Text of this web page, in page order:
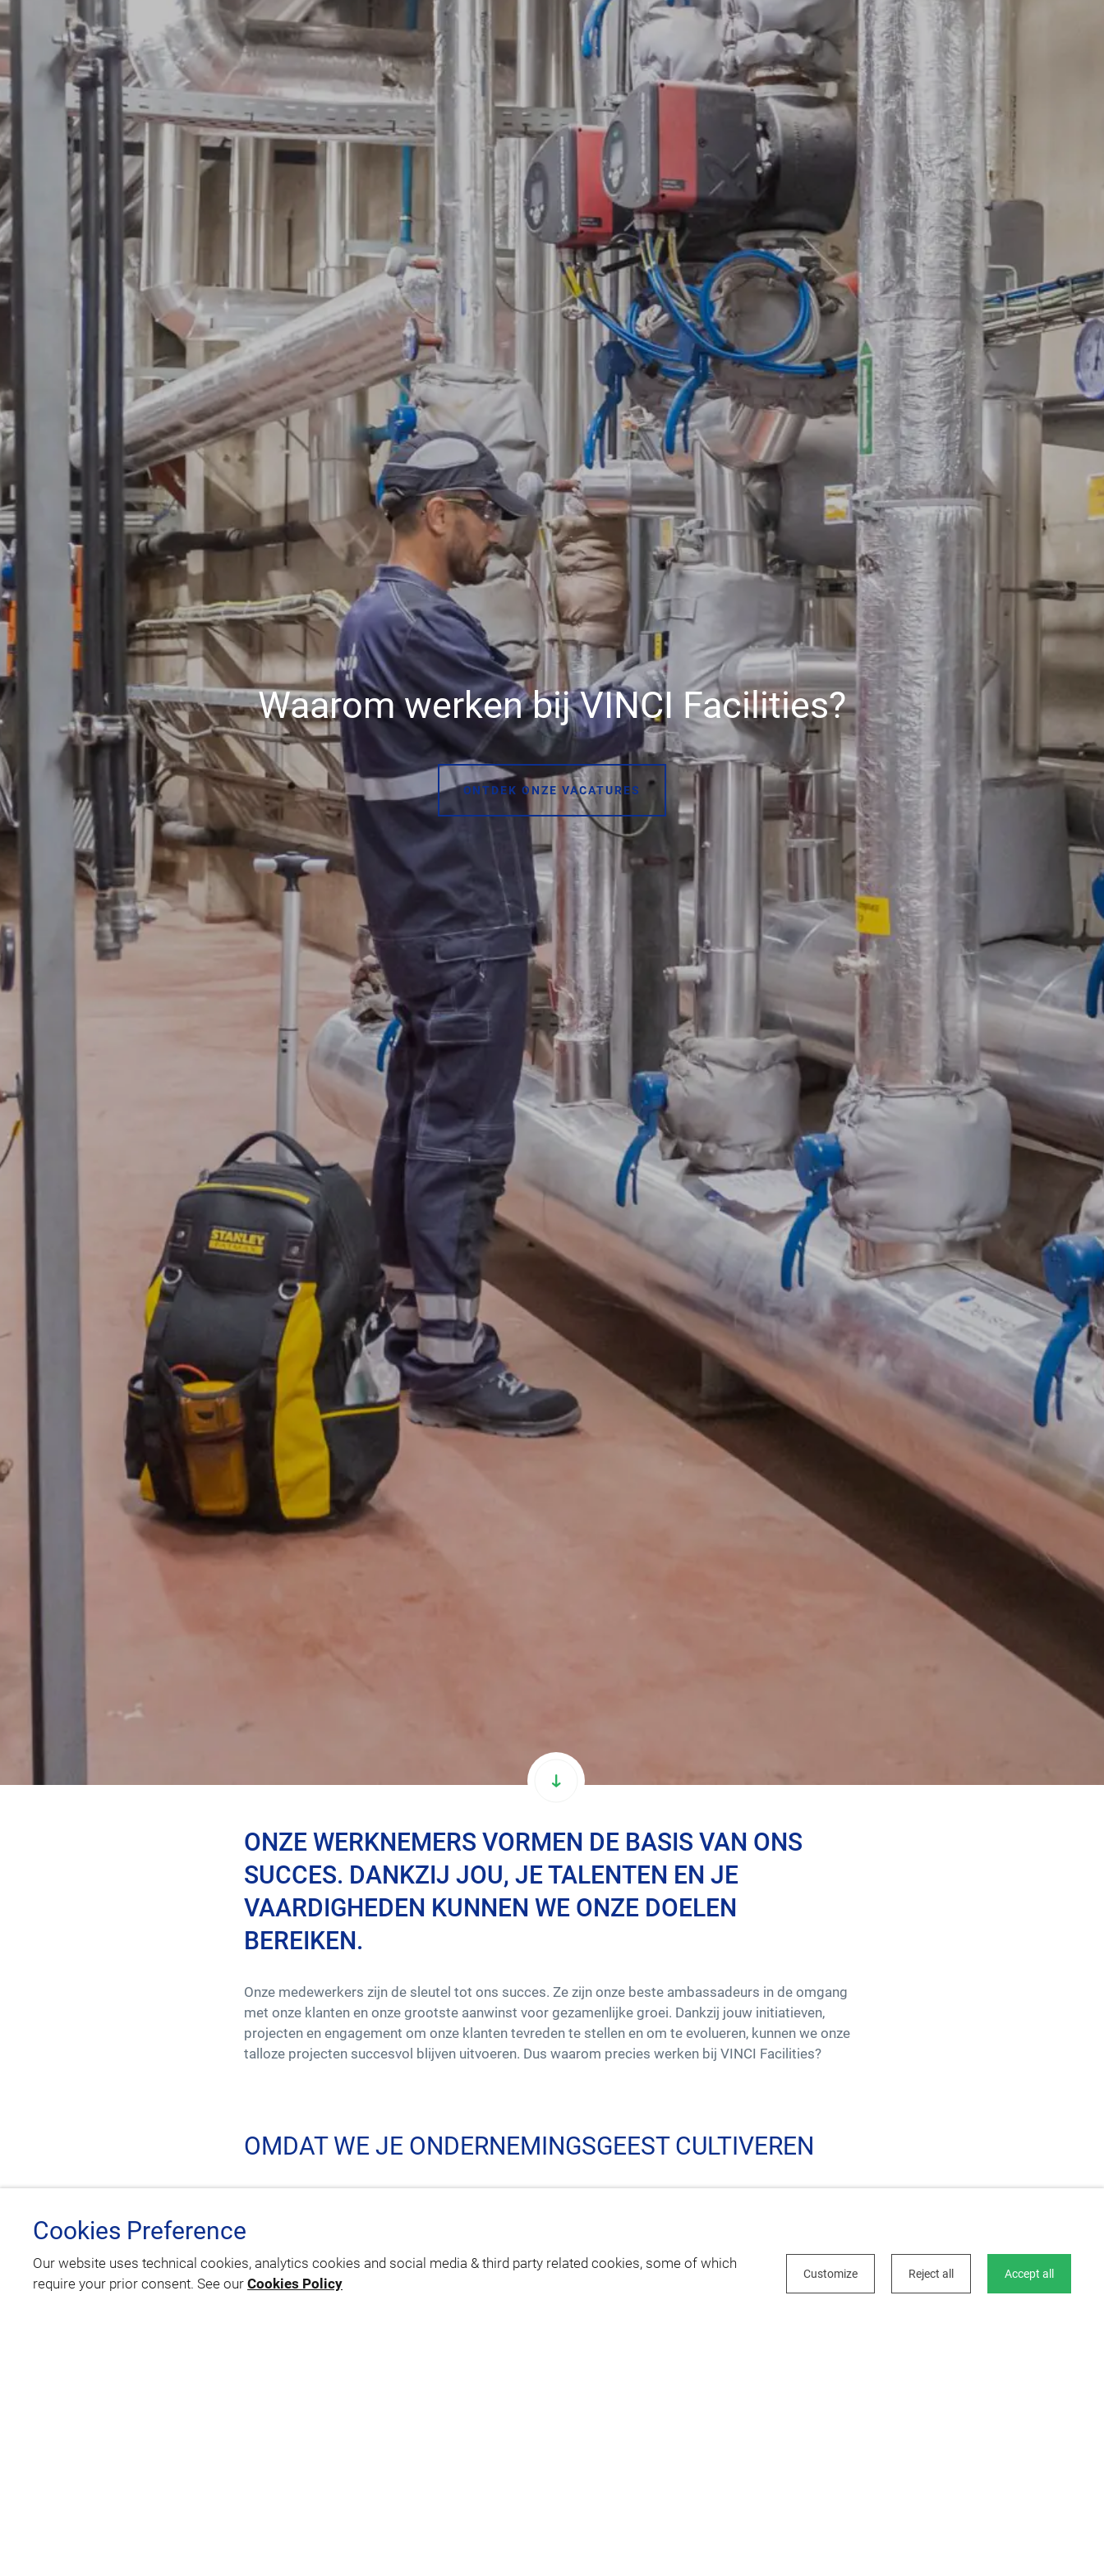
Hoe solliciteren?
Uw gebouw
Werkomgeving
Leefomgeving
Ontspanningsomgeving
Actualiteit Vestigingen in België
Contacteer ons Leveranciers – Aankoop Innovaties
Waarom werken bij VINCI Facilities?
ONTDEK ONZE VACATURES
ONZE WERKNEMERS VORMEN DE BASIS VAN ONS
SUCCES. DANKZIJ JOU, JE TALENTEN EN JE
VAARDIGHEDEN KUNNEN WE ONZE DOELEN
BEREIKEN.
Onze medewerkers zijn de sleutel tot ons succes. Ze zijn onze beste ambassadeurs in de omgang
met onze klanten en onze grootste aanwinst voor gezamenlijke groei. Dankzij jouw initiatieven,
projecten en engagement om onze klanten tevreden te stellen en om te evolueren, kunnen we onze
talloze projecten succesvol blijven uitvoeren. Dus waarom precies werken bij VINCI Facilities?
OMDAT WE JE ONDERNEMINGSGEEST CULTIVEREN
geloven in onze werknemers en hun ideeën. Sluit je bij ons aan en help onze toekomst vorm te
geven.
Cookies Preference
Our website uses technical cookies, analytics cookies and social media & third party related cookies, some of which
require your prior consent. See our Cookies Policy
Customize Reject all Accept all